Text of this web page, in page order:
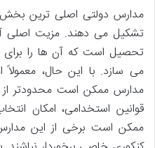
مدارس دولتی اصلی ترین
تشکیل می دهند. مزیت اصلی آن
تحصیل است که آن ها را برای
می سازد. با این حال،
مدارس ممکن است محدودتر از
قوانین استخدامی، امکان
ممکن است برخی از این